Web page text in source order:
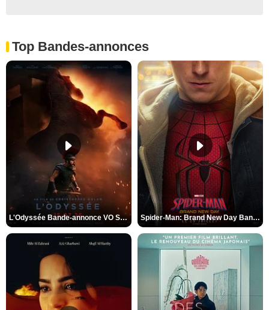
Top Bandes-annonces
L'Odyssée Bande-annonce VO STFR Spider-Man: Brand New Day Bande-annonce VO STFR